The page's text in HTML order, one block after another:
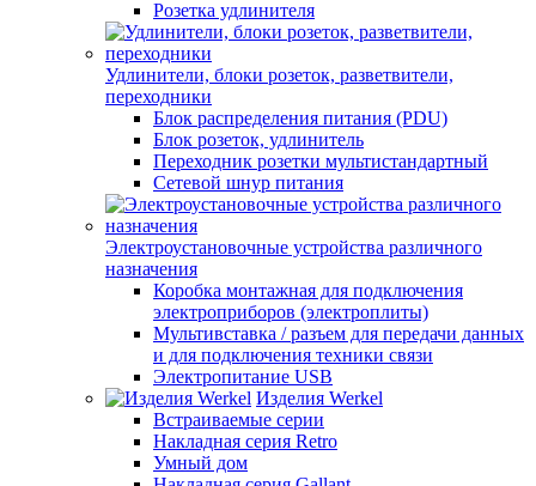
Розетка удлинителя
Удлинители, блоки розеток, разветвители,
переходники
Блок распределения питания (PDU)
Блок розеток, удлинитель
Переходник розетки мультистандартный
Сетевой шнур питания
Электроустановочные устройства различного
назначения
Коробка монтажная для подключения
электроприборов (электроплиты)
Мультивставка / разъем для передачи данных
и для подключения техники связи
Электропитание USB
Изделия Werkel
Встраиваемые серии
Накладная серия Retro
Умный дом